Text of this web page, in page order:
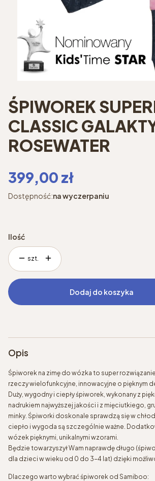
ŚPIWOREK
CLASSIC
ROSEWATER
Cena
399,00 zł
Dostępność:na wyczerpaniu
Ilość
szt.
Dodaj do koszyka
Opis
Śpiworek na zimę do wózka to super
rzeczy wielofunkcyjne, innowacyjne o pięknym
Duży, wygodny i ciepły śpiworek, wykonany z
nadrukiem najwyższej jakości i z mięciutkiego,
minky. Śpiworki doskonale sprawdzą się w
ciepło i wygoda są szczególnie ważne.
wózek pięknymi, unikalnymi wzorami.
Będzie towarzyszył Wam naprawdę długo
dla dzieci w wieku od 0 do 3-4 lat) dzięki
Dlaczego warto wybrać śpiworek od Samiboo: